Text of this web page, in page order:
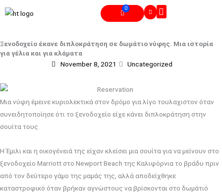
to
0
Cart
Ξενοδοχείο έκανε διπλοκράτηση σε δωμάτιο νύφης. Μια ιστορία
για γέλια και για κλάματα
November 8, 2021
Uncategorized
Μια νύφη έμεινε κυριολεκτικά στον δρόμο για λίγο τουλαχιστον όταν
συνειδητοποίησε ότι το ξενοδοχείο είχε κάνει διπλοκράτηση στην
σουίτα τους.
Η Έμιλι και η οικογένειά της είχαν κλείσει μια σουίτα για να μείνουν στο
ξενοδοχείο Marriott στο Newport Beach της Καλιφόρνια το βράδυ πριν
από τον δεύτερο γάμο της μαμάς της, αλλά αποδείχθηκε
καταστροφικό όταν βρήκαν αγνώστους να βρίσκονται στο δωμάτιό